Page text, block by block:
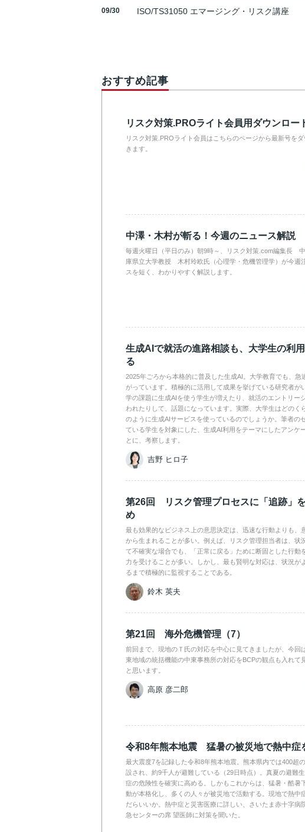
09/30 ISO/TS31050 エマージング・リスク講座
おすすめ記事
リスク対策.PROライト会員用ダウンロー
リスク対策.PROライト会員はこちらのページから最新号を
きます。
中澤・木村が斬る！今週のニュース解説
毎週火曜日（平日のみ）朝9時～、リスク対策.com編集長
庫県立大学教授 木村玲欧氏（心理学・危機管理学）が今週
スを短く、わかりやすく解説します。
生成AIで就活の進路相談も、大学生の利
る
2025年ごろから本格的に普及した生成AI。大学教育でも、急
がっています。積極的に活用して成果を挙げている研究者が
学の課題に生成AIを使う学生が増えたり、就活のエントリー
われたりして、話題になっています。実際、大学生はどのく
のように生成AIサービスを使っているのでしょうか。筆者の
ている学生を対象にした、生成AI利用をテーマにしたアンケ
とに、考察します。
吉野 ヒロ子
第26回 リスク管理プロセスに「追跡」
め
最も効果的なビジネス上の意思決定は、迅速な行動よりも、
から生まれることが多い。例えば、リスク管理担当者は、状
て不確実な場合でも、「正常に戻る」ために断固とした行動
力を受けることが多い。しかし、最も賢明な対応は、状況が
るまで積極的に監視することである。
鈴木 英夫
第21回 海外危機管理（7）
前回まで、現地のＴ氏の対応を中心に見てきましたが、今回
東地域の統括機能の中東事務所の対応をBCPの観点も入れて
と思います。
高原 彦二郎
令和8年熊本地震 猛暑の被災地で熱中症
最大震度7を記録した令和8年熊本地震。熊本県内では400超
設され、約9千人が避難している（29日時点）。真夏の避難
症の危険性を確実に高める。しかもこれからは、猛暑・酷暑
動が本格化し、多くの人々が被災地で活動する。現地で熱中
だらいいか。熱中症と災害医療に詳しい、さいたま赤十字病
急センターの席 望医師に対策を聞いた。